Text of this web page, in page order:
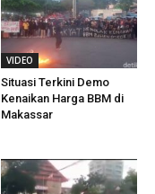
VIDEO
Situasi Terkini Demo
Kenaikan Harga BBM di
Makassar